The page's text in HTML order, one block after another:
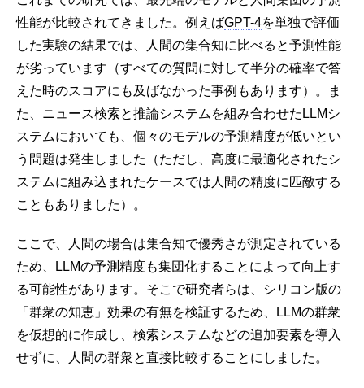
性能が比較されてきました。例えばGPT-4を単独で評価
した実験の結果では、人間の集合知に比べると予測性能
が劣っています（すべての質問に対して半分の確率で答
えた時のスコアにも及ばなかった事例もあります）。ま
た、ニュース検索と推論システムを組み合わせたLLMシ
ステムにおいても、個々のモデルの予測精度が低いとい
う問題は発生しました（ただし、高度に最適化されたシ
ステムに組み込まれたケースでは人間の精度に匹敵する
こともありました）。
ここで、人間の場合は集合知で優秀さが測定されている
ため、LLMの予測精度も集団化することによって向上す
る可能性があります。そこで研究者らは、シリコン版の
「群衆の知恵」効果の有無を検証するため、LLMの群衆
を仮想的に作成し、検索システムなどの追加要素を導入
せずに、人間の群衆と直接比較することにしました。